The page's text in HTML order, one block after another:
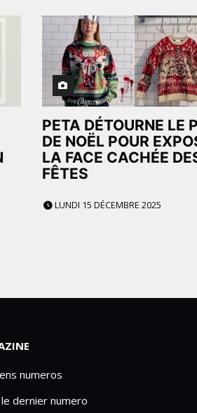
PETA DÉTOURNE LE
DE NOËL POUR
LA FACE CACHÉE
FÊTES
LUNDI 15 DÉCEMBRE 2025
numeros
dernier numero